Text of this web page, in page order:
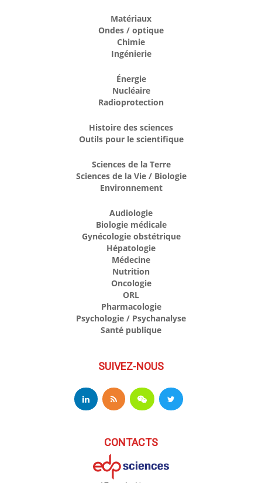
Matériaux
Ondes / optique
Chimie
Ingénierie
Énergie
Nucléaire
Radioprotection
Histoire des sciences
Outils pour le scientifique
Sciences de la Terre
Sciences de la Vie / Biologie
Environnement
Audiologie
Biologie médicale
Gynécologie obstétrique
Hépatologie
Médecine
Nutrition
Oncologie
ORL
Pharmacologie
Psychologie / Psychanalyse
Santé publique
SUIVEZ-NOUS
CONTACTS